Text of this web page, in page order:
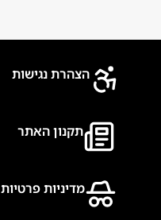
הצהרת נגישות
תקנון האתר
מדיניות פרטיות